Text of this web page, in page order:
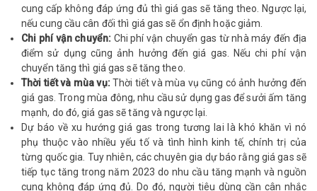
cung cấp không đáp ứng đủ thì giá gas sẽ tăng theo. Ngược lại,
nếu cung cầu cân đối thì giá gas sẽ ổn định hoặc giảm.
Chi phí vận chuyển: Chi phí vận chuyển gas từ nhà máy đến địa
điểm sử dụng cũng ảnh hưởng đến giá gas. Nếu chi phí vận
chuyển tăng thì giá gas sẽ tăng theo.
Thời tiết và mùa vụ:Thời tiết và mùa vụ cũng có ảnh hưởng đến
giá gas. Trong mùa đông, nhu cầu sử dụng gas để sưởi ấm tăng
mạnh, do đó, giá gas sẽ tăng và ngược lại.
Dự báo về xu hướng giá gas trong tương lai là khó khăn vì nó
phụ thuộc vào nhiều yếu tố và tình hình kinh tế, chính trị của
từng quốc gia. Tuy nhiên, các chuyên gia dự báo rằng giá gas sẽ
tiếp tục tăng trong năm 2023 do nhu cầu tăng mạnh và nguồn
cung không đáp ứng đủ. Do đó, người tiêu dùng cần cân nhắc